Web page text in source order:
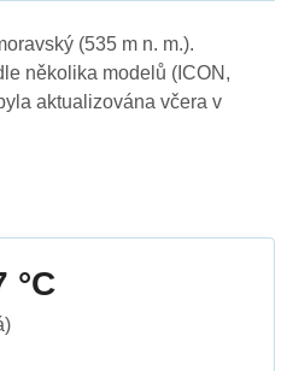
(535 m n. m.).
několika modelů (ICON,
aktualizována včera v
°C